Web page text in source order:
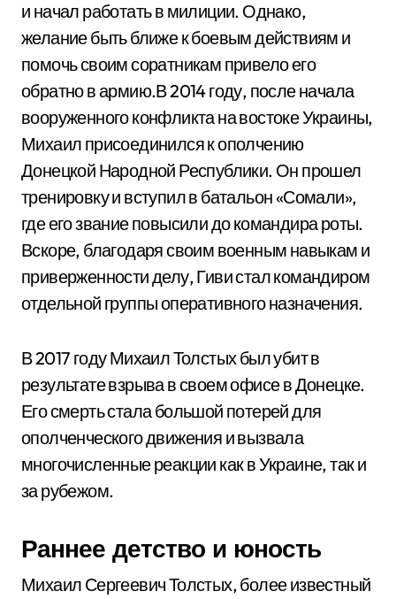
и начал работать в милиции. Однако,
желание быть ближе к боевым действиям и
помочь своим соратникам привело его
обратно в армию.В 2014 году, после начала
вооруженного конфликта на востоке Украины,
Михаил присоединился к ополчению
Донецкой Народной Республики. Он прошел
тренировку и вступил в батальон «Сомали»,
где его звание повысили до командира роты.
Вскоре, благодаря своим военным навыкам и
приверженности делу, Гиви стал командиром
отдельной группы оперативного назначения.
В 2017 году Михаил Толстых был убит в
результате взрыва в своем офисе в Донецке.
Его смерть стала большой потерей для
ополченческого движения и вызвала
многочисленные реакции как в Украине, так и
за рубежом.
Раннее детство и юность
Михаил Сергеевич Толстых, более известный